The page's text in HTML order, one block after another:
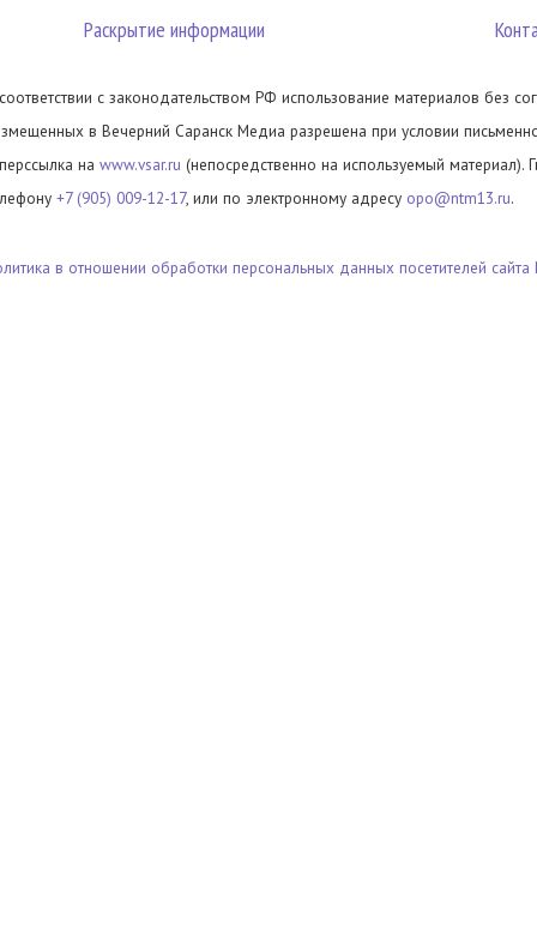
Раскрытие информации
с законодательством РФ использование материалов без
в Вечерний Саранск Медиа разрешена при условии
на www.vsar.ru (непосредственно на используемый материал).
+7 (905) 009-12-17, или по электронному адресу opo@ntm13.ru.
в отношении обработки персональных данных посетителей